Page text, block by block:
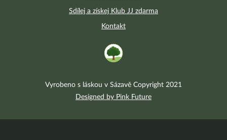
Sdílej a získej Klub JJ zdarma
Kontakt
Vyrobeno s láskou v Sázavě Copyright 2021
Designed by Pink Future